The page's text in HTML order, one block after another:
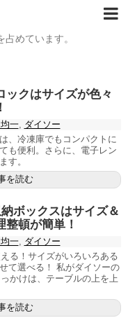
めています。
ックはサイズが色々
一, ダイソー
、冷凍庫でもコンパクトに
も便利。さらに、電子レン
す。
を読む
ボックスはサイズ＆
整頓が簡単！
一, ダイソー
る！サイズがいろいろある
て選べる！ 私がダイソーの
かけは、テーブルの上を上
を読む